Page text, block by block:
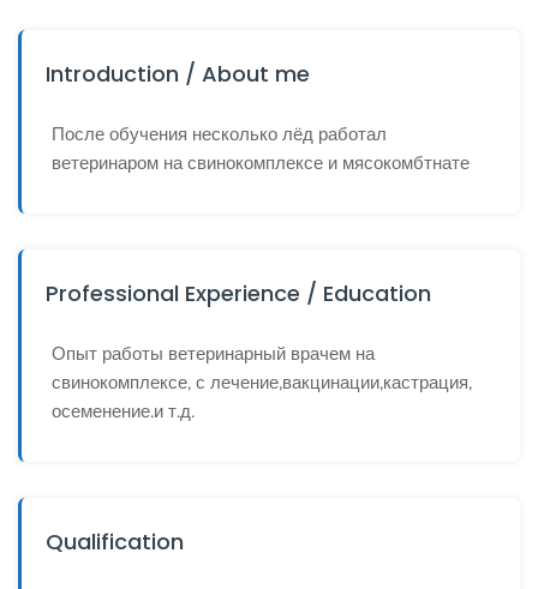
Introduction / About me
После обучения несколько лёд работал
ветеринаром на свинокомплексе и мясокомбтнате
Professional Experience / Education
Опыт работы ветеринарный врачем на
свинокомплексе, с лечение,вакцинации,кастрация,
осеменение.и т.д.
Qualification